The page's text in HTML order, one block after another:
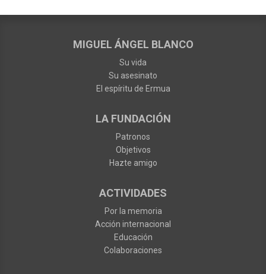
MIGUEL ÁNGEL BLANCO
Su vida
Su asesinato
El espíritu de Ermua
LA FUNDACIÓN
Patronos
Objetivos
Hazte amigo
ACTIVIDADES
Por la memoria
Acción internacional
Educación
Colaboraciones